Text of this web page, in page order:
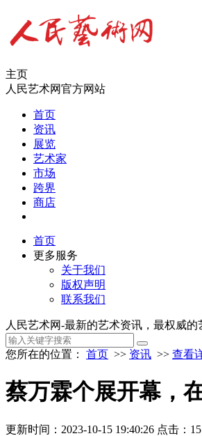
主页
人民艺术网官方网站
首页
资讯
展览
艺术家
市场
跨界
商店
首页
更多服务
关于我们
版权声明
联系我们
人民艺术网-最新的艺术资讯，最权威的
您所在的位置： 首页 >> 资讯 >> 查看
蔡万霖个展开幕，
更新时间：2023-10-15 19:40:26 点击：